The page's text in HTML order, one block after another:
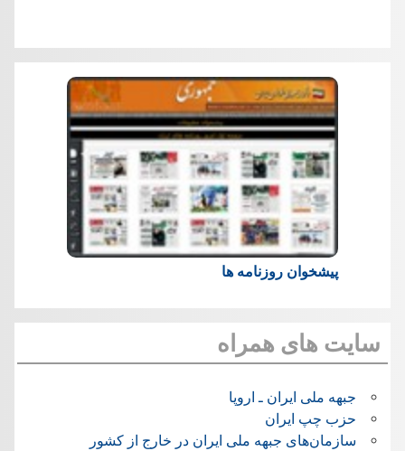
پیشخوان روزنامه ها
سایت های همراه
جبهه ملی ایران ـ اروپا
حزب چپ ایران
سازمان‌های جبهه ملی ایران در خارج از کشور